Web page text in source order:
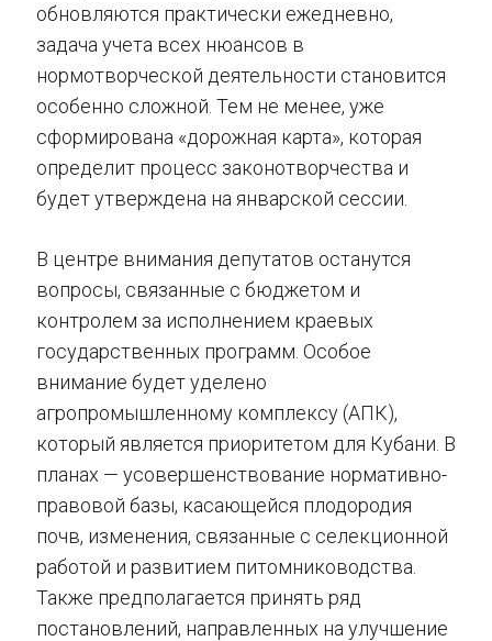
обновляются практически ежедневно,
задача учета всех нюансов в
нормотворческой деятельности становится
особенно сложной. Тем не менее, уже
сформирована «дорожная карта», которая
определит процесс законотворчества и
будет утверждена на январской сессии.
В центре внимания депутатов останутся
вопросы, связанные с бюджетом и
контролем за исполнением краевых
государственных программ. Особое
внимание будет уделено
агропромышленному комплексу (АПК),
который является приоритетом для Кубани. В
планах — усовершенствование нормативно-
правовой базы, касающейся плодородия
почв, изменения, связанные с селекционной
работой и развитием питомниководства.
Также предполагается принять ряд
постановлений, направленных на улучшение